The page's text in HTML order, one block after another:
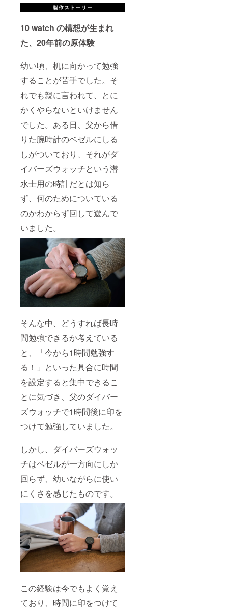
10 watch の構想が生まれ
た、20年前の原体験
幼い頃、机に向かって勉強
することが苦手でした。そ
れでも親に言われて、とに
かくやらないといけません
でした。ある日、父から借
りた腕時計のベゼルにしる
しがついており、それがダ
イバーズウォッチという潜
水士用の時計だとは知ら
ず、何のためについている
のかわからず回して遊んで
いました。
そんな中、どうすれば長時
間勉強できるか考えている
と、「今から1時間勉強す
る！」といった具合に時間
を設定すると集中できるこ
とに気づき、父のダイバー
ズウォッチで1時間後に印を
つけて勉強していました。
しかし、ダイバーズウォッ
チはベゼルが一方向にしか
回らず、幼いながらに使い
にくさを感じたものです。
この経験は今でもよく覚え
ており、時間に印をつけて